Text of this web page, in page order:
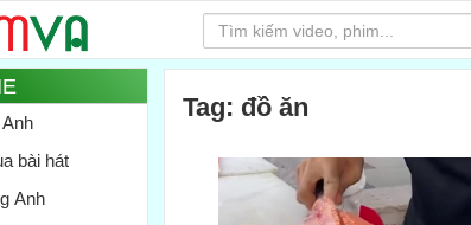
bài hát
Anh
Tag: đồ ăn